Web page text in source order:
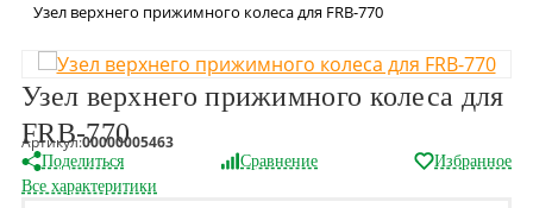
Узел верхнего прижимного колеса для FRB-770
Узел верхнего прижимного колеса для
FRB-770
Артикул:00000005463
Поделиться Сравнение
Избранное
Все характеритики